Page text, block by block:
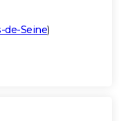
de-Seine)